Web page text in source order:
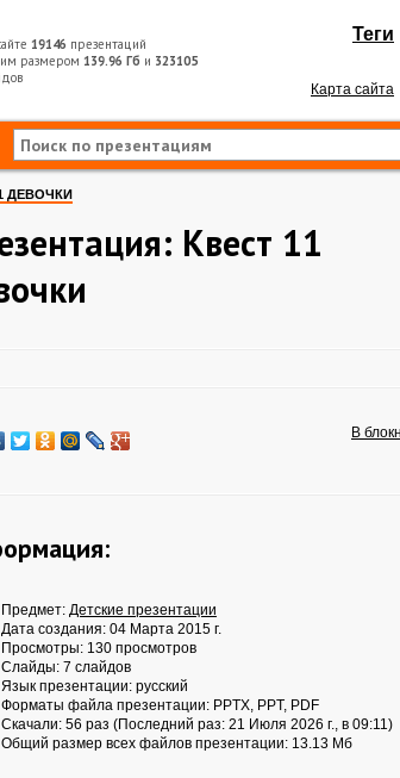
19146 презентаций
размером 139.96 Гб и 323105
Теги
Карта сайта
ДЕВОЧКИ
Квест 11
В
Предмет: Детские презентации
Дата создания: 04 Марта 2015 г.
Просмотры: 130 просмотров
Слайды: 7 слайдов
Язык презентации: русский
Форматы файла презентации: PPTX, PPT, PDF
Скачали: 56 раз (Последний раз: 21 Июля 2026 г., в 09:11)
Общий размер всех файлов презентации: 13.13 Мб